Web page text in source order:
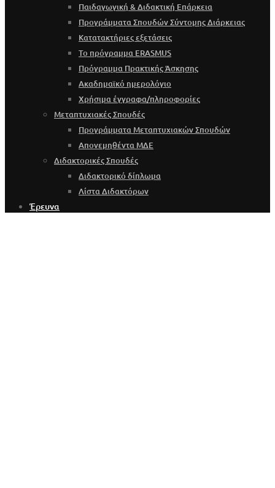
Παιδαγωγική & Διδακτική Επάρκεια
Προγράμματα Σπουδών Σύντομης Διάρκειας
Κατατακτήριες εξετάσεις
Το πρόγραμμα ERASMUS
Πρόγραμμα Πρακτικής Άσκησης
Ακαδημαϊκό ημερολόγιο
Χρήσιμα έγγραφα/πληροφορίες
Μεταπτυχιακές Σπουδές
Προγράμματα Μεταπτυχιακών Σπουδών
Απονεμηθέντα ΜΔΕ
Διδακτορικές Σπουδές
Διδακτορικό δίπλωμα
Λίστα Διδακτόρων
Έρευνα